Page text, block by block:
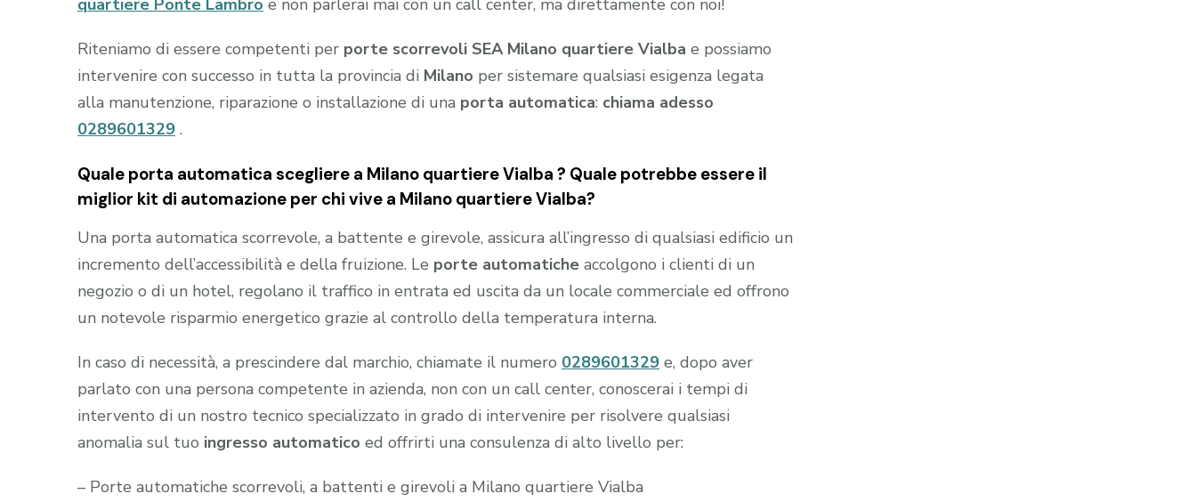
quartiere Ponte Lambro e non parlerai mai con un call center, ma direttamente con noi!
Riteniamo di essere competenti per porte scorrevoli SEA Milano quartiere Vialba e possiamo
intervenire con successo in tutta la provincia di Milano per sistemare qualsiasi esigenza legata
alla manutenzione, riparazione o installazione di una porta automatica: chiama adesso
0289601329 .
Quale porta automatica scegliere a Milano quartiere Vialba ? Quale potrebbe essere il
miglior kit di automazione per chi vive a Milano quartiere Vialba?
Una porta automatica scorrevole, a battente e girevole, assicura all’ingresso di qualsiasi edificio un
incremento dell’accessibilità e della fruizione. Le porte automatiche accolgono i clienti di un
negozio o di un hotel, regolano il traffico in entrata ed uscita da un locale commerciale ed offrono
un notevole risparmio energetico grazie al controllo della temperatura interna.
In caso di necessità, a prescindere dal marchio, chiamate il numero 0289601329 e, dopo aver
parlato con una persona competente in azienda, non con un call center, conoscerai i tempi di
intervento di un nostro tecnico specializzato in grado di intervenire per risolvere qualsiasi
anomalia sul tuo ingresso automatico ed offrirti una consulenza di alto livello per:
– Porte automatiche scorrevoli, a battenti e girevoli a Milano quartiere Vialba